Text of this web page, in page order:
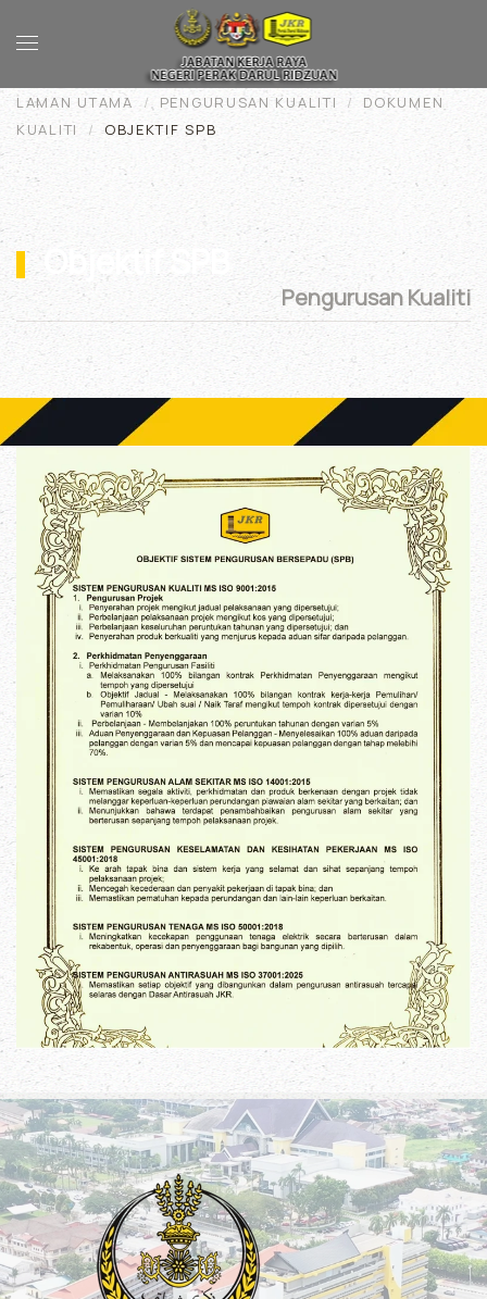
Skip to main content
LAMAN UTAMA PENGURUSAN KUALITI
DOKUMEN
KUALITI
OBJEKTIF SPB
Objektif SPB
Pengurusan Kualiti